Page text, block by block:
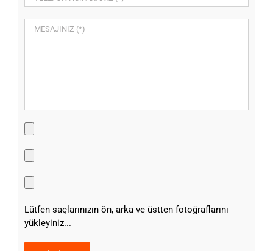
Lütfen saçlarınızın ön, arka ve üstten fotoğraflarını
yükleyiniz...